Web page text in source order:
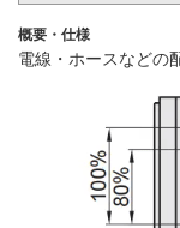
概要・仕様
電線・ホースなどの